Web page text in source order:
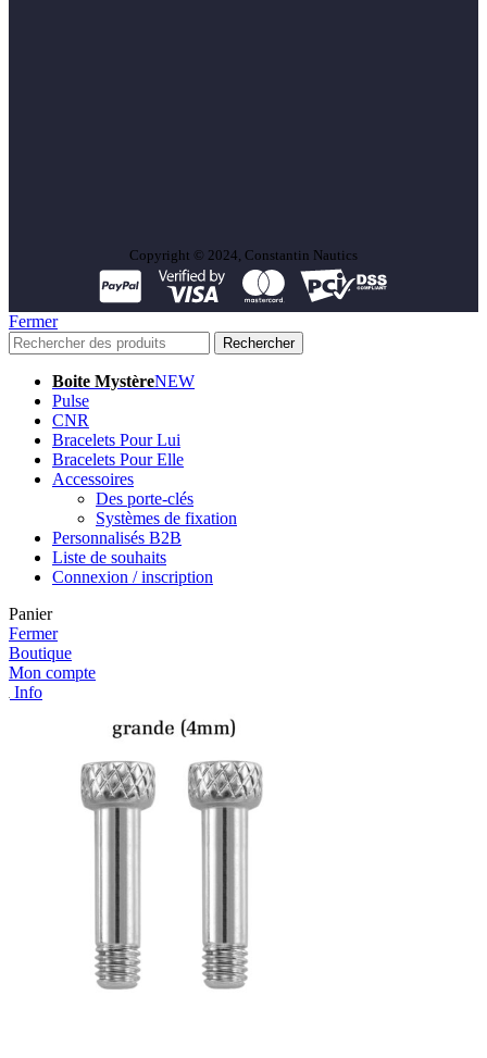
Copyright © 2024, Constantin Nautics
Fermer
Rechercher
Boite MystèreNEW
Pulse
CNR
Bracelets Pour Lui
Bracelets Pour Elle
Accessoires
Des porte-clés
Systèmes de fixation
Personnalisés B2B
Liste de souhaits
Connexion / inscription
Panier
Fermer
Boutique
Mon compte
Info